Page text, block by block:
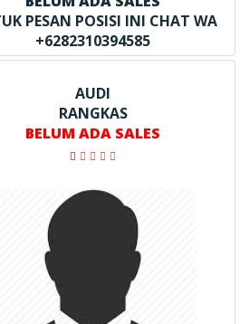
PESAN POSISI INI CHAT WA
+6282310394585
AUDI
RANGKAS
BELUM ADA SALES